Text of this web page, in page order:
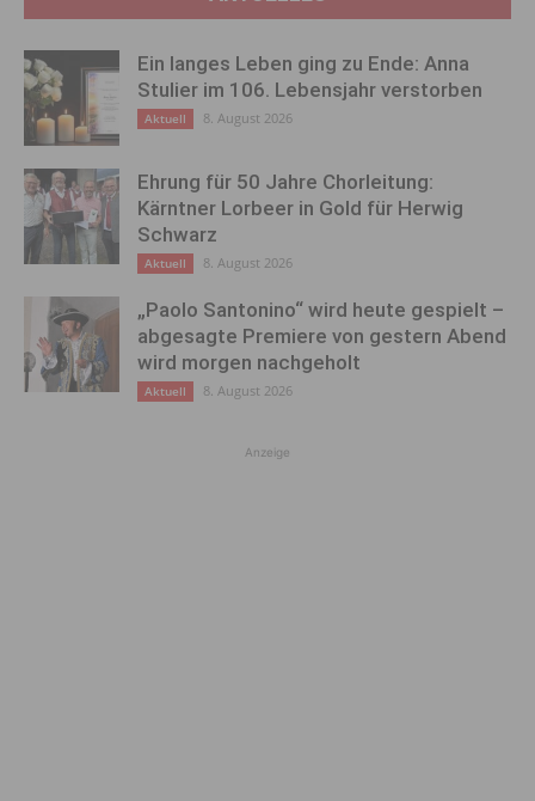
Ein langes Leben ging zu Ende: Anna
Stulier im 106. Lebensjahr verstorben
Aktuell 8. August 2026
Ehrung für 50 Jahre Chorleitung:
Kärntner Lorbeer in Gold für Herwig
Schwarz
Aktuell 8. August 2026
„Paolo Santonino“ wird heute gespielt –
abgesagte Premiere von gestern Abend
wird morgen nachgeholt
Aktuell 8. August 2026
Anzeige